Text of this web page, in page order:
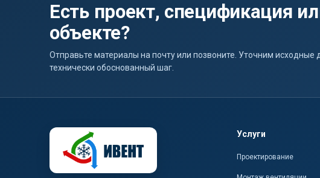
Есть проект, спецификация
объекте?
Отправьте материалы на почту или позвоните. Уточним
технически обоснованный шаг.
Услуги
Проектирование